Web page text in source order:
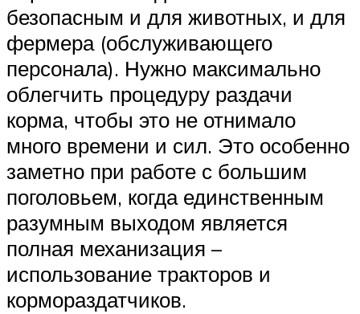
безопасным и для животных, и для
фермера (обслуживающего
персонала). Нужно максимально
облегчить процедуру раздачи
корма, чтобы это не отнимало
много времени и сил. Это особенно
заметно при работе с большим
поголовьем, когда единственным
разумным выходом является
полная механизация –
использование тракторов и
кормораздатчиков.